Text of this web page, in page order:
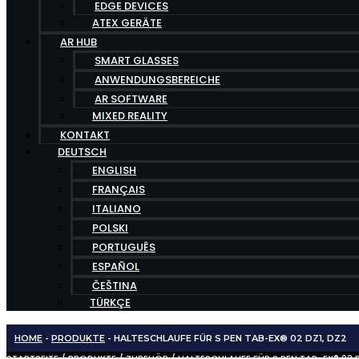
EDGE DEVICES
ATEX GERÄTE
AR HUB
SMART GLASSES
ANWENDUNGSBEREICHE
AR SOFTWARE
MIXED REALITY
KONTAKT
DEUTSCH
ENGLISH
FRANÇAIS
ITALIANO
POLSKI
PORTUGUÊS
ESPAÑOL
ČEŠTINA
TÜRKÇE
HOME - PRODUKTE - HALTESCHLAUFE FÜR S PEN TAB-EX® 02 DZ1, DZ2